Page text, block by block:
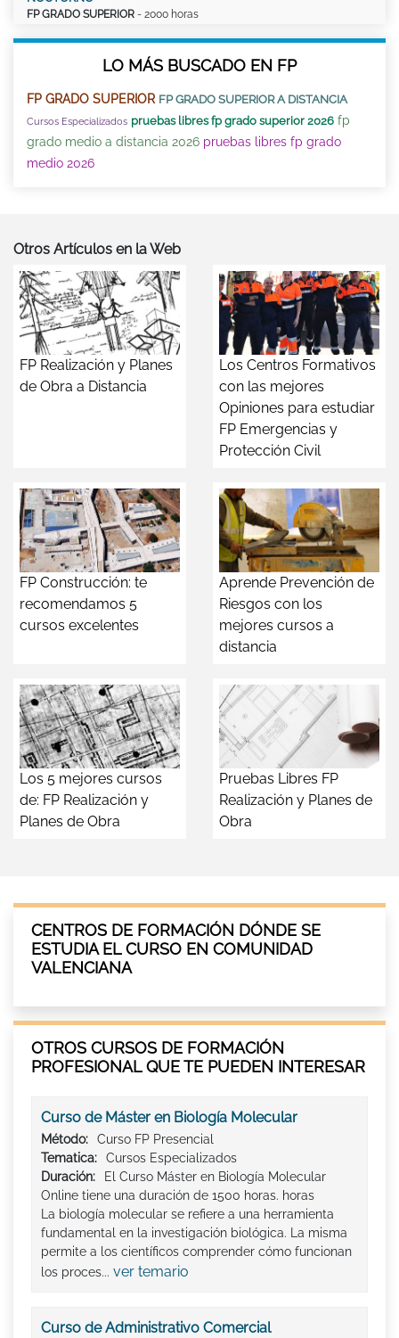
FP GRADO SUPERIOR - 2000 horas
LO MÁS BUSCADO EN FP
FP GRADO SUPERIOR FP GRADO SUPERIOR A DISTANCIA
Cursos Especializados pruebas libres fp grado superior 2026 fp
grado medio a distancia 2026 pruebas libres fp grado
medio 2026
Otros Artículos en la Web
FP Realización y Planes
de Obra a Distancia
Los Centros Formativos
con las mejores
Opiniones para estudiar
FP Emergencias y
Protección Civil
FP Construcción: te
recomendamos 5
cursos excelentes
Aprende Prevención de
Riesgos con los
mejores cursos a
distancia
Los 5 mejores cursos
de: FP Realización y
Planes de Obra
Pruebas Libres FP
Realización y Planes de
Obra
CENTROS DE FORMACIÓN DÓNDE SE
ESTUDIA EL CURSO EN COMUNIDAD
VALENCIANA
OTROS CURSOS DE FORMACIÓN
PROFESIONAL QUE TE PUEDEN INTERESAR
Curso de Máster en Biología Molecular
Método:
Curso FP Presencial
Tematica:
Cursos Especializados
Duración:
El Curso Máster en Biología Molecular
Online tiene una duración de 1500 horas. horas
La biología molecular se refiere a una herramienta
fundamental en la investigación biológica. La misma
permite a los científicos comprender cómo funcionan
los proces... ver temario
Curso de Administrativo Comercial